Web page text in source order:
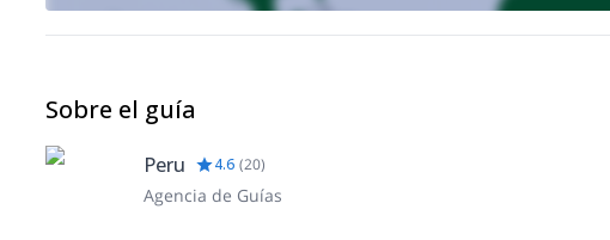
Sobre el guía
Peru 4.6 (20)
Agencia de Guías